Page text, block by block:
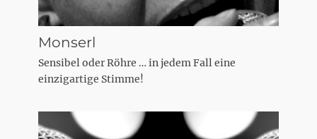
Monserl
Sensibel oder Röhre … in jedem Fall eine
einzigartige Stimme!